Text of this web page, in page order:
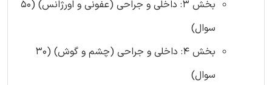
بخش 3: داخلی و جراحی (عفونی و اورژانس) (50
سوال)
بخش 4: داخلی و جراحی (چشم و گوش) (30
سوال)